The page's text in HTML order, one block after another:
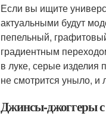
Если вы ищите
актуальными будут
пепельный,
градиентным
в луке, серые изделия
не смотрится уныло, и
Джинсы-джоггеры